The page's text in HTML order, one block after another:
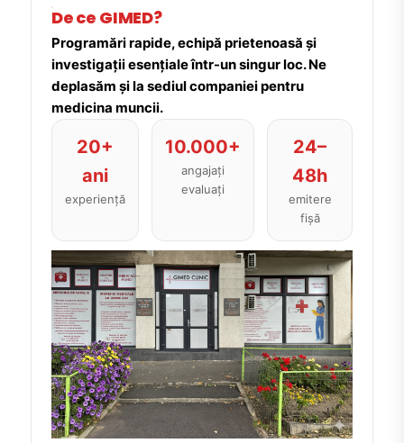
De ce GIMED?
Programări rapide, echipă prietenoasă și
investigații esențiale într-un singur loc. Ne
deplasăm și la sediul companiei pentru
medicina muncii.
20+
ani
experiență
10.000+
angajați
evaluați
24–
48h
emitere
fișă